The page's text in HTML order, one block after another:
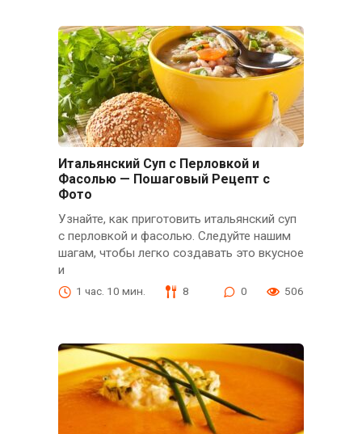
Итальянский Суп с Перловкой и
Фасолью — Пошаговый Рецепт с
Фото
Узнайте, как приготовить итальянский суп
с перловкой и фасолью. Следуйте нашим
шагам, чтобы легко создавать это вкусное
и
1 час. 10 мин. 8 0 506